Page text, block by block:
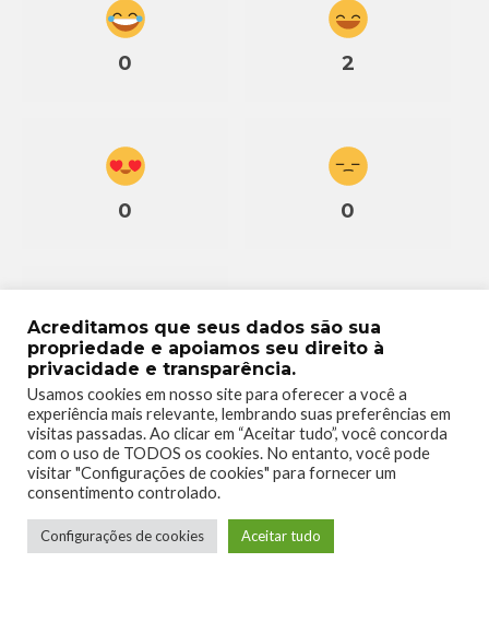
0 2
0 0
0
Acreditamos que seus dados são sua
propriedade e apoiamos seu direito à
privacidade e transparência.
Usamos cookies em nosso site para oferecer a você a
experiência mais relevante, lembrando suas preferências em
visitas passadas. Ao clicar em “Aceitar tudo”, você concorda
com o uso de TODOS os cookies. No entanto, você pode
visitar "Configurações de cookies" para fornecer um
consentimento controlado.
Configurações de cookies Aceitar tudo